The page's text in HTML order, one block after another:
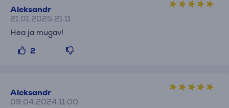
Aleksandr
21.01.2025 21:11
Hea ja mugav!
2
Aleksandr
09.04.2024 11:00